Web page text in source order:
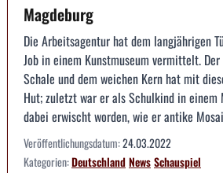
Magdeburg
Die Arbeitsagentur hat dem langjährigen
Job in einem Kunstmuseum vermittelt.
Schale und dem weichen Kern hat mit
Hut; zuletzt war er als Schulkind in einem
dabei erwischt worden, wie er antike
Veröffentlichungsdatum:24.03.2022
Kategorien:DeutschlandNewsSchauspiel